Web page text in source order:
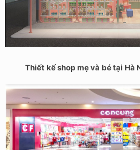
Thiết kế shop mẹ và bé tại Hà